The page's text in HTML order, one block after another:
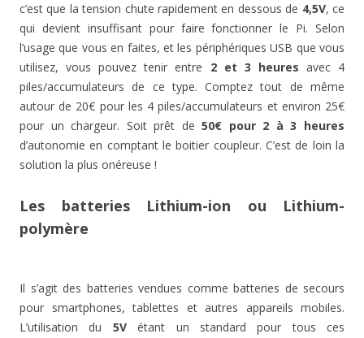
c’est que la tension chute rapidement en dessous de 4,5V, ce
qui devient insuffisant pour faire fonctionner le Pi. Selon
l’usage que vous en faites, et les périphériques USB que vous
utilisez, vous pouvez tenir entre 2 et 3 heures avec 4
piles/accumulateurs de ce type. Comptez tout de même
autour de 20€ pour les 4 piles/accumulateurs et environ 25€
pour un chargeur. Soit prêt de50€ pour 2 à 3 heures
d’autonomie en comptant le boitier coupleur. C’est de loin la
solution la plus onéreuse !
Les batteries Lithium-ion ou Lithium-
polymère
Il s’agit des batteries vendues comme batteries de secours
pour smartphones, tablettes et autres appareils mobiles.
L’utilisation du 5Vétant un standard pour tous ces